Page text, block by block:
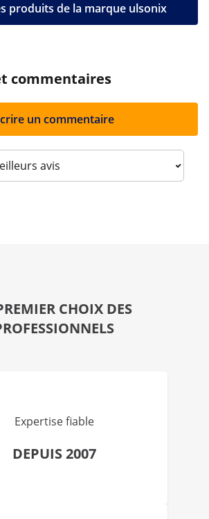
produits de la marque ulsonix
commentaires
un commentaire
reviews
CHOIX DES
Expertise fiable
DEPUIS 2007